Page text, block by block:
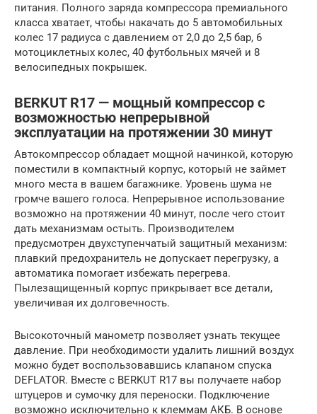
питания. Полного заряда компрессора премиального
класса хватает, чтобы накачать до 5 автомобильных
колес 17 радиуса с давлением от 2,0 до 2,5 бар, 6
мотоциклетных колес, 40 футбольных мячей и 8
велосипедных покрышек.
BERKUT R17 — мощный компрессор с
возможностью непрерывной
эксплуатации на протяжении 30 минут
Автокомпрессор обладает мощной начинкой, которую
поместили в компактный корпус, который не займет
много места в вашем багажнике. Уровень шума не
громче вашего голоса. Непрерывное использование
возможно на протяжении 40 минут, после чего стоит
дать механизмам остыть. Производителем
предусмотрен двухступенчатый защитный механизм:
плавкий предохранитель не допускает перегрузку, а
автоматика помогает избежать перегрева.
Пылезащищенный корпус прикрывает все детали,
увеличивая их долговечность.
Высокоточный манометр позволяет узнать текущее
давление. При необходимости удалить лишний воздух
можно будет воспользовавшись клапаном спуска
DEFLATOR. Вместе с BERKUT R17 вы получаете набор
штуцеров и сумочку для переноски. Подключение
возможно исключительно к клеммам АКБ. В основе